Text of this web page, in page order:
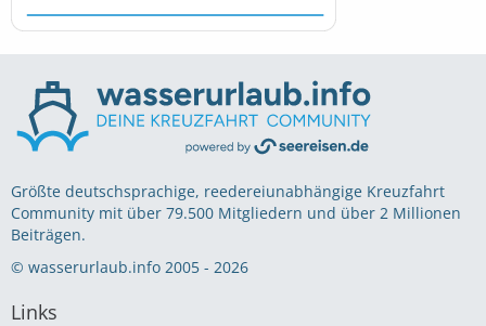
Größte deutschsprachige, reedereiunabhängige Kreuzfahrt
Community mit über 79.500 Mitgliedern und über 2 Millionen
Beiträgen.
© wasserurlaub.info 2005 - 2026
Links